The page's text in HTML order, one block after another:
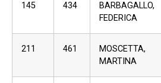
145 434
BARBAGALLO,
FEDERICA
211 461
MOSCETTA,
MARTINA